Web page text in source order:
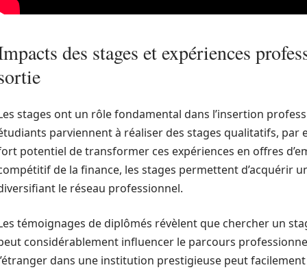
des stages et expériences
stages ont un rôle fondamental dans l’insertion
parviennent à réaliser des stages qualitatifs, par
potentiel de transformer ces expériences en offres
de la finance, les stages permettent d’acquérir
le réseau professionnel.
témoignages de diplômés révèlent que chercher un
considérablement influencer le parcours
dans une institution prestigieuse peut